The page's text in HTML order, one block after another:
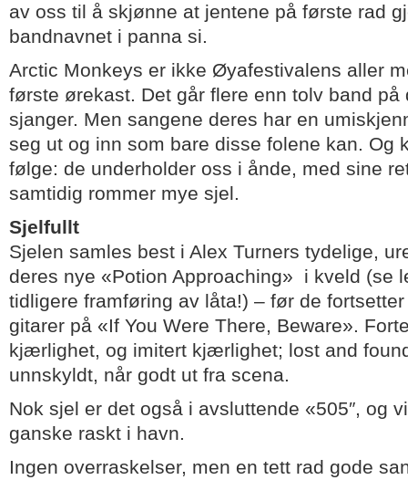
av oss til å skjønne at jentene på første rad
bandnavnet i panna si.
Arctic Monkeys er ikke Øyafestivalens aller
første ørekast. Det går flere enn tolv band på
sjanger. Men sangene deres har en
seg ut og inn som bare disse folene kan. Og
følge: de underholder oss i ånde, med sine
samtidig rommer mye sjel.
Sjelfullt
Sjelen samles best i Alex Turners tydelige,
deres nye «Potion Approaching» i kveld (se
tidligere framføring av låta!) – før de
gitarer på «If You Were There, Beware».
kjærlighet, og imitert kjærlighet; lost and
unnskyldt, når godt ut fra scena.
Nok sjel er det også i avsluttende «505″, og
ganske raskt i havn.
Ingen overraskelser, men en tett rad gode